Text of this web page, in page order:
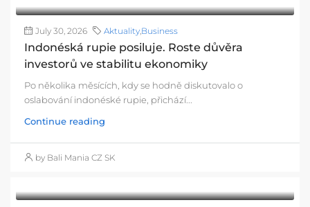
July 30, 2026 Aktuality Business
Indonéská rupie posiluje. Roste důvěra
investorů ve stabilitu ekonomiky
Po několika měsících, kdy se hodně diskutovalo o
oslabování indonéské rupie, přichází...
Continue reading
by Bali Mania CZ SK